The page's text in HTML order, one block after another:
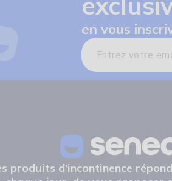
en vous
produits d’incontinence